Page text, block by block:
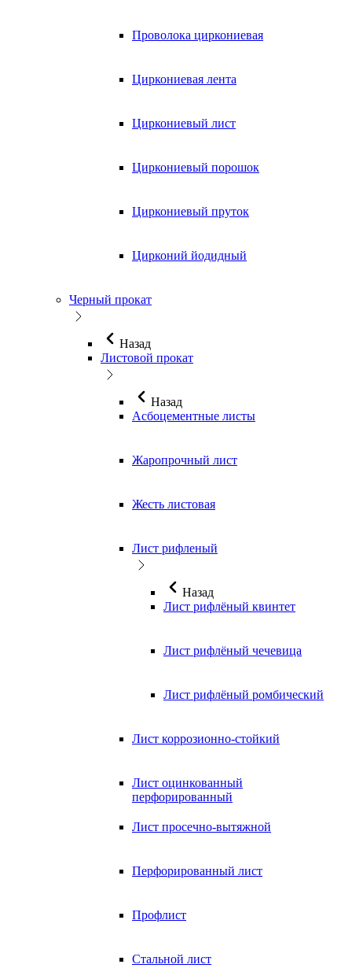
Проволока циркониевая
Циркониевая лента
Циркониевый лист
Циркониевый порошок
Циркониевый пруток
Цирконий йодидный
Черный прокат
Назад
Листовой прокат
Назад
Асбоцементные листы
Жаропрочный лист
Жесть листовая
Лист рифленый
Назад
Лист рифлёный квинтет
Лист рифлёный чечевица
Лист рифлёный ромбический
Лист коррозионно-стойкий
Лист оцинкованный
перфорированный
Лист просечно-вытяжной
Перфорированный лист
Профлист
Стальной лист